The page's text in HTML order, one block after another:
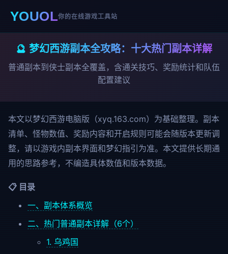
YOUOL你的在线游戏工具站
🔮 梦幻西游副本全攻略：十大热门副本详解
普通副本到侠士副本全覆盖，含通关技巧、奖励统计和队伍
配置建议
本文以梦幻西游电脑版（xyq.163.com）为基础整理。副本
清单、怪物数值、奖励内容和开启规则可能会随版本更新调
整，请以游戏内副本界面和梦幻指引为准。本文提供长期通
用的思路参考，不编造具体数值和版本数据。
📋 目录
一、副本体系概览
二、热门普通副本详解（6个）
1. 乌鸡国